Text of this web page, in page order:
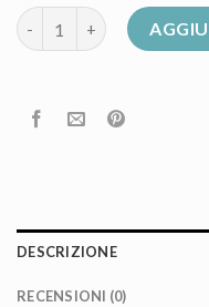
giubbotto corto donna
DESCRIZIONE
RECENSIONI (0)